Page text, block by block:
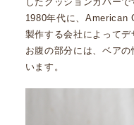
1980年代に、American
製作する会社によって
お腹の部分には、ベア
います。